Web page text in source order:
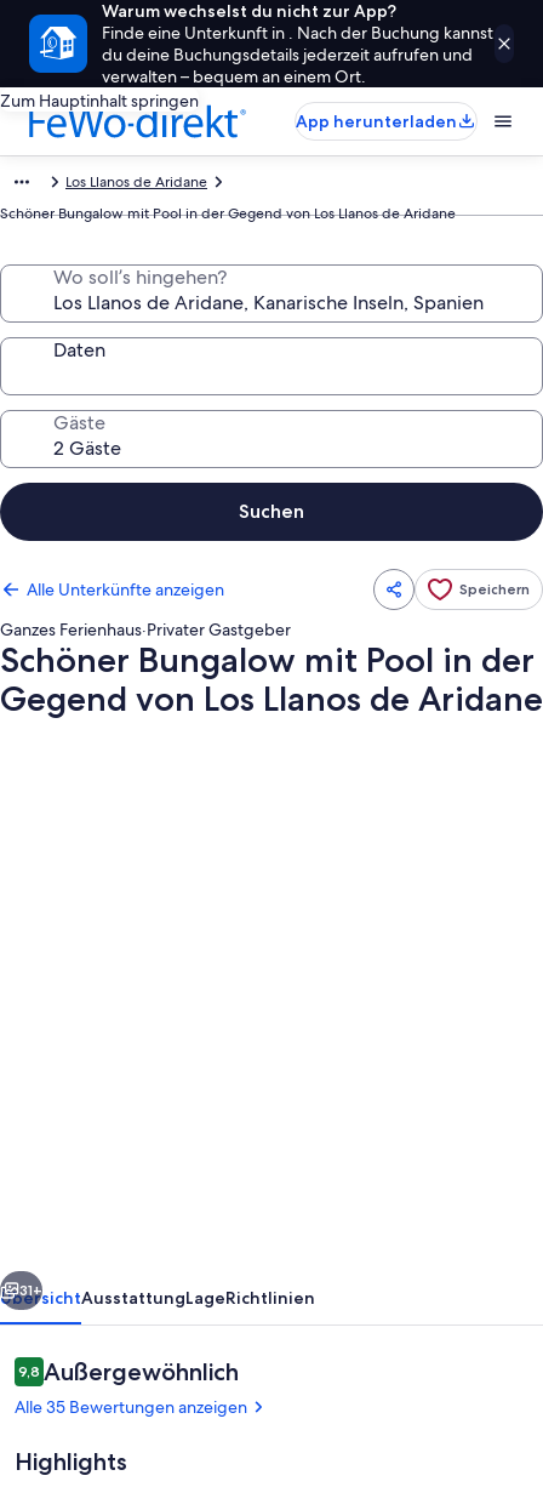
Warum wechselst du nicht zur App?
Finde eine Unterkunft in . Nach der Buchung kannst
du deine Buchungsdetails jederzeit aufrufen und
verwalten – bequem an einem Ort.
Zum Hauptinhalt springen
App herunterladen
Los Llanos de Aridane
Schöner Bungalow mit Pool in der Gegend von Los Llanos de Aridane
Wo soll’s hingehen?
Daten
Gäste
Suchen
Alle Unterkünfte anzeigen Speichern
Ganzes Ferienhaus·Privater Gastgeber
Schöner Bungalow mit Pool in der
Gegend von Los Llanos de Aridane
Gegend
von
Los
Llanos
Aridane
Weiter
31+
ÜbersichtAusstattungLageRichtlinien
Bewertungen
9,89,8 von 10.
Außergewöhnlich
Alle 35 Bewertungen anzeigen
Highlights